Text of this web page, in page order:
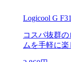
Logicool G
コスパ抜群
ムを手軽に楽